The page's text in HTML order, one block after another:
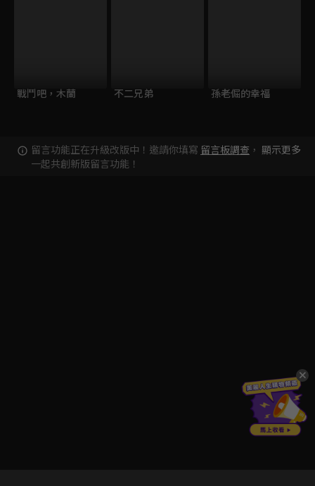
戰鬥吧，木蘭 不二兄弟 孫老倔的幸福
留言功能正在升級改版中！邀請你填寫 留言板調查 ，
一起共創新版留言功能！
顯示更多